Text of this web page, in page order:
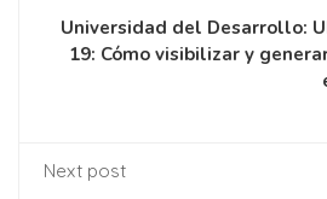
Universidad del Desarrollo:
19: Cómo visibilizar y
Next post